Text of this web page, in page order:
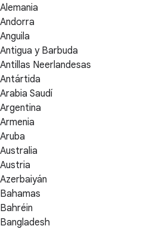
Alemania
Andorra
Anguila
Antigua y Barbuda
Antillas Neerlandesas
Antártida
Arabia Saudí
Argentina
Armenia
Aruba
Australia
Austria
Azerbaiyán
Bahamas
Bahréin
Bangladesh